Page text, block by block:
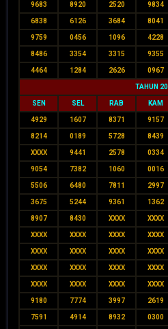
9683 8920 2520 9834
6838 6126 3684 8041
9759 0456 1096 4228
8486 3354 3315 9355
4464 1284 2626 0967
TAHUN
SEN SEL RAB KAM
4929 1607 8371 9157
8214 0189 5728 8439
XXXX 9441 2578 0334
9054 7382 1060 0016
5506 6480 7811 2997
3675 5244 9361 1362
8907 8430 XXXX XXXX
XXXX XXXX XXXX XXXX
XXXX XXXX XXXX XXXX
XXXX XXXX XXXX XXXX
XXXX XXXX XXXX XXXX
9180 7774 3997 2619
7591 4914 8932 0300